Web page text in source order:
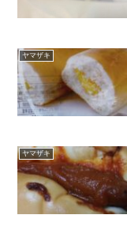
ヤマザキ
ヤマザキ